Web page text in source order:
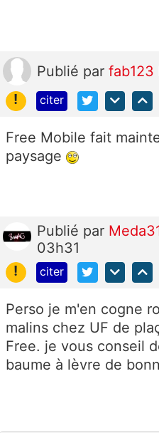
Publié par fab123
!
citer
Free Mobile fait
paysage
Publié par
03h31
!
citer
Perso je m'en cogne
malins chez UF de
Free. je vous conseil
baume à lèvre de